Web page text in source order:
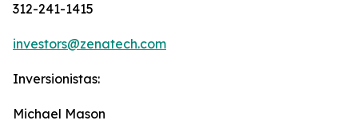
312-241-1415
investors@zenatech.com
Inversionistas:
Michael Mason